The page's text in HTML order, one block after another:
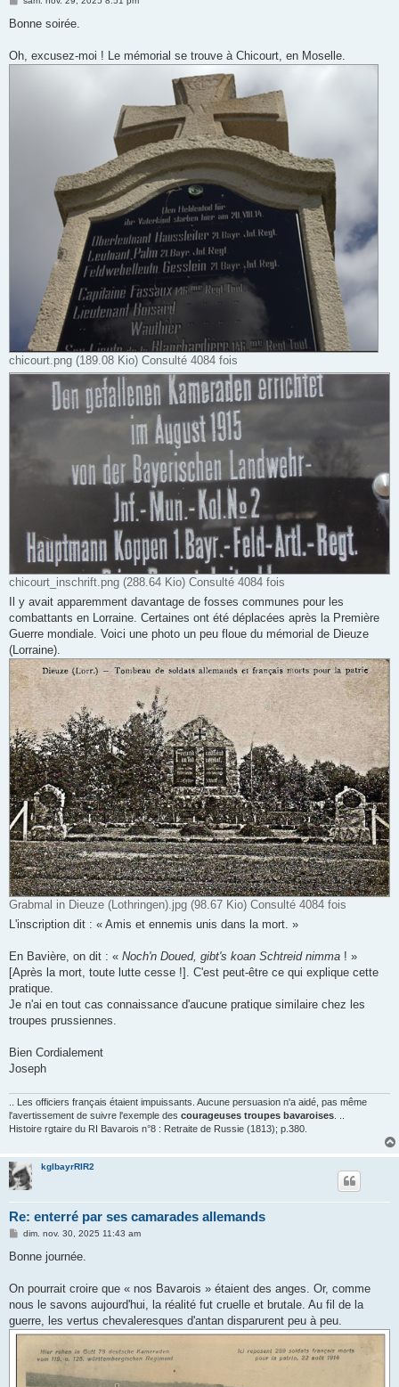
s
g
e
Bonne soirée.
Oh, excusez-moi ! Le mémorial se trouve à Chicourt, en Moselle.
chicourt.png (189.08 Kio) Consulté 4084 fois
chicourt_inschrift.png (288.64 Kio) Consulté 4084 fois
Il y avait apparemment davantage de fosses communes pour les
combattants en Lorraine. Certaines ont été déplacées après la Première
Guerre mondiale. Voici une photo un peu floue du mémorial de Dieuze
(Lorraine).
Grabmal in Dieuze (Lothringen).jpg (98.67 Kio) Consulté 4084 fois
L'inscription dit : « Amis et ennemis unis dans la mort. »
En Bavière, on dit : « Noch'n Doued, gibt's koan Schtreid nimma ! »
[Après la mort, toute lutte cesse !]. C'est peut-être ce qui explique cette
pratique.
Je n'ai en tout cas connaissance d'aucune pratique similaire chez les
troupes prussiennes.
Bien Cordialement
Joseph
.. Les officiers français étaient impuissants. Aucune persuasion n'a aidé, pas même
l'avertissement de suivre l'exemple des courageuses troupes bavaroises
Histoire rgtaire du RI Bavarois n°8 : Retraite de Russie (1813); p.380.
kglbayrRIR2
Re: enterré par ses camarades allemands
M
s
g
dim. nov. 30, 2025 11:43 am
Bonne journée.
On pourrait croire que « nos Bavarois » étaient des anges. Or, comme
nous le savons aujourd'hui, la réalité fut cruelle et brutale. Au fil de la
guerre, les vertus chevaleresques d'antan disparurent peu à peu.